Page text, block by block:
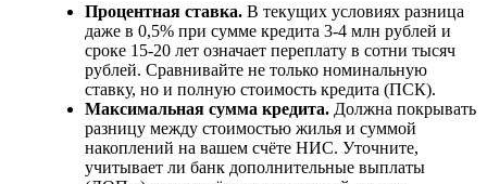
Процентная ставка. В текущих условиях разница
даже в 0,5% при сумме кредита 3-4 млн рублей и
сроке 15-20 лет означает переплату в сотни тысяч
рублей. Сравнивайте не только номинальную
ставку, но и полную стоимость кредита (ПСК).
Максимальная сумма кредита. Должна покрывать
разницу между стоимостью жилья и суммой
накоплений на вашем счёте НИС. Уточните,
учитывает ли банк дополнительные выплаты